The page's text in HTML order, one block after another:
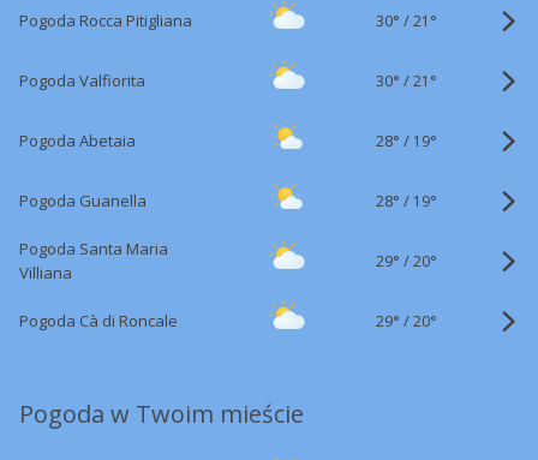
Pogoda Rocca Pitigliana 30° /21°
Pogoda Valfiorita 30° /21°
Pogoda Abetaia 28° / 19°
Pogoda Guanella 28° / 19°
Pogoda Santa Maria
Villiana
29° /20°
Pogoda Cà di Roncale 29° /20°
Pogoda w Twoim mieście